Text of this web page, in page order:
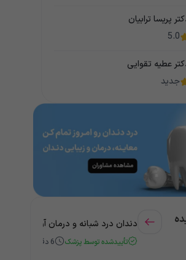
پریسا ترابیان
5.0
عطیه تقوایی
جدید
دندان درد شبانه و درمان آن +
تأییدشده توسط پزشک 6 دقیقه